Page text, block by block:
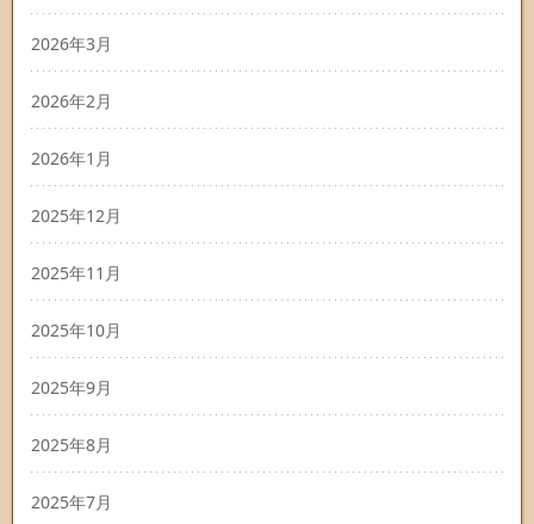
2026年3月
2026年2月
2026年1月
2025年12月
2025年11月
2025年10月
2025年9月
2025年8月
2025年7月